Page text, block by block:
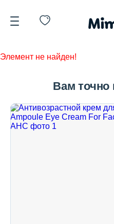
*OVERSTOCK -30%
Элемент не найден!
Вам точно